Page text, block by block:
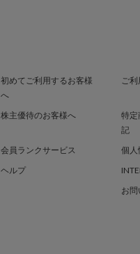
初めてご利用するお客様
へ
ご利
株主優待のお客様へ
特定
記
会員ランクサービス
個人
ヘルプ
お問